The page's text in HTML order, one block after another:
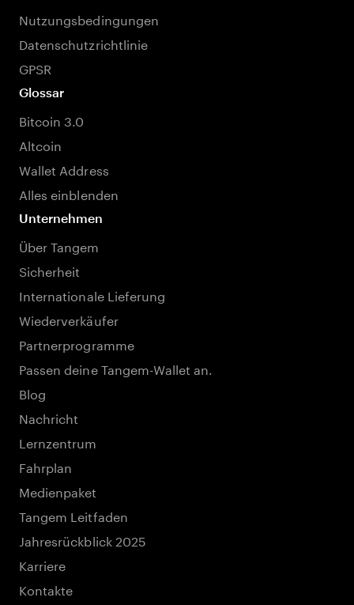
Nutzungsbedingungen
Datenschutzrichtlinie
GPSR
Glossar
Bitcoin 3.0
Altcoin
Wallet Address
Alles einblenden
Unternehmen
Über Tangem
Sicherheit
Internationale Lieferung
Wiederverkäufer
Partnerprogramme
Passen deine Tangem-Wallet an.
Blog
Nachricht
Lernzentrum
Fahrplan
Medienpaket
Tangem Leitfaden
Jahresrückblick 2025
Karriere
Kontakte